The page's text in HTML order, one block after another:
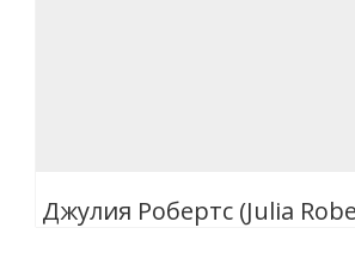
Джулия Робертс (Julia